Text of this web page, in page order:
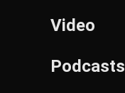
Video
Podcasts